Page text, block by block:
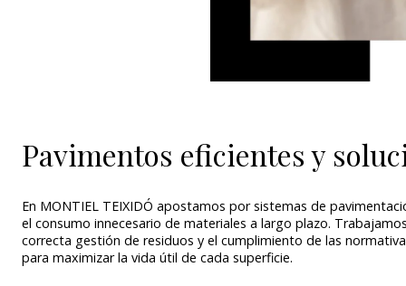
Pavimentos eficientes y
En MONTIEL TEIXIDÓ apostamos por sistemas de
el consumo innecesario de materiales a largo plazo.
correcta gestión de residuos y el cumplimiento de las
para maximizar la vida útil de cada superficie.